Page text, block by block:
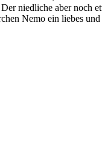
niedliche aber noch
Nemo ein liebes